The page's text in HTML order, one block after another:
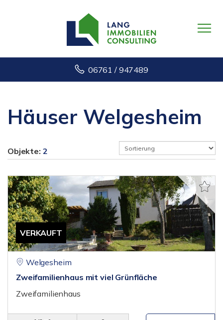
06761 / 947489
Häuser Welgesheim
Objekte: 2
VERKAUFT
Welgesheim
Zweifamilienhaus mit viel Grünfläche
Zweifamilienhaus